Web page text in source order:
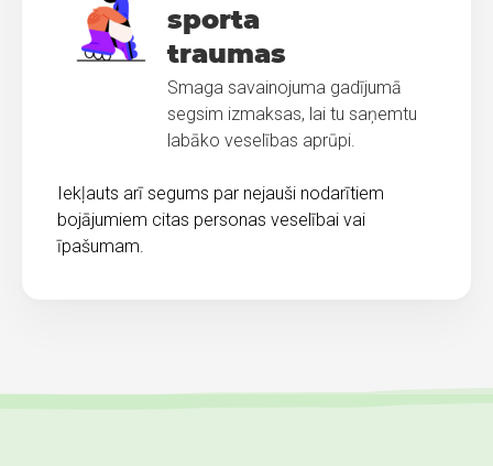
sporta
traumas
Smaga savainojuma gadījumā
segsim izmaksas, lai tu saņemtu
labāko veselības aprūpi.
Iekļauts arī segums par nejauši nodarītiem
bojājumiem citas personas veselībai vai
īpašumam.